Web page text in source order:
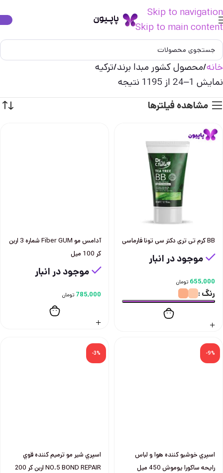
Skip to navigation
Skip to main content
خانه محصول کشور مبدا برند ترکیه
نمایش 1–24 از 1195 نتیجه
مشاهده فیلترها
BB کرم تی تری دکتر سی تونا فارماسی
موجود در انبار
655,000 تومان
رنگ
آدامس مو Fiber GUM شماره 3 اربن
كر 100 ميل
موجود در انبار
785,000 تومان
-9%
اسپري خوشبو كننده هوا و لباس
رايحه ساكورا يوموش 450 ميل
-3%
اسپري شير مو ترميم كننده قوي
NO.5 BOND REPAIR اربن كر 200